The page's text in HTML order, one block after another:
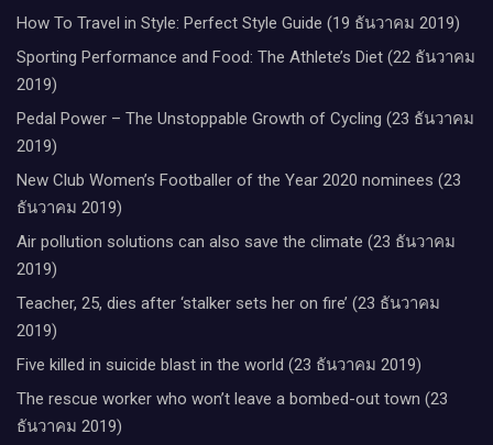
How To Travel in Style: Perfect Style Guide (19 ธันวาคม 2019)
Sporting Performance and Food: The Athlete’s Diet (22 ธันวาคม
2019)
Pedal Power – The Unstoppable Growth of Cycling (23 ธันวาคม
2019)
New Club Women’s Footballer of the Year 2020 nominees (23
ธันวาคม 2019)
Air pollution solutions can also save the climate (23 ธันวาคม
2019)
Teacher, 25, dies after ‘stalker sets her on fire’ (23 ธันวาคม
2019)
Five killed in suicide blast in the world (23 ธันวาคม 2019)
The rescue worker who won’t leave a bombed-out town (23
ธันวาคม 2019)